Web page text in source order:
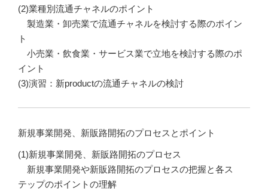
(2)業種別流通チャネルのポイント
製造業・卸売業で流通チャネルを検討する際のポイン
ト
小売業・飲食業・サービス業で立地を検討する際のポ
イント
(3)演習：新productの流通チャネルの検討
新規事業開発、新販路開拓のプロセスとポイント
(1)新規事業開発、新販路開拓のプロセス
新規事業開発や新販路開拓のプロセスの把握と各ス
テップのポイントの理解